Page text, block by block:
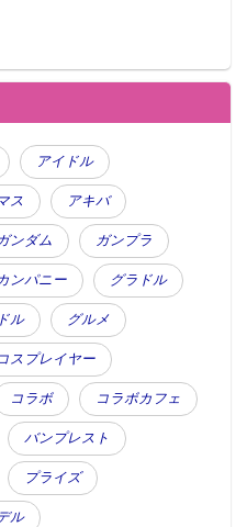
アイドル
ス アキバ
ンダム ガンプラ
ンパニー グラドル
ル グルメ
スプレイヤー
コラボ コラボカフェ
バンプレスト
プライズ
ル